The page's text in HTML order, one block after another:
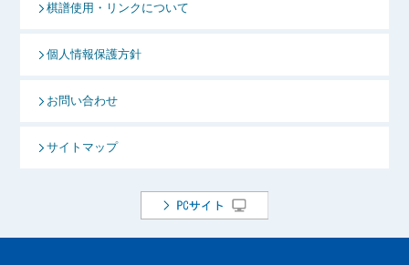
棋譜使用・リンクについて
個人情報保護方針
お問い合わせ
サイトマップ